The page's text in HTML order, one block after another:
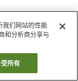
别墅
我们网站的性能
和分析商分享与
所有